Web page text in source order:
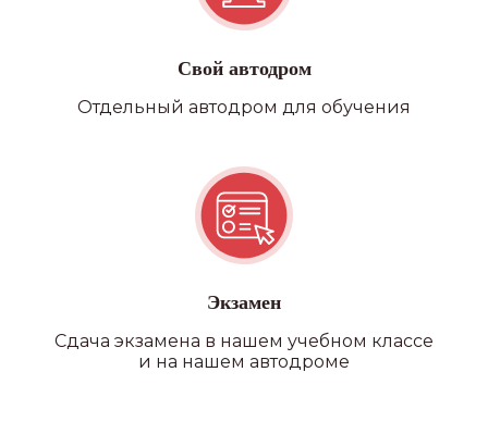
Свой автодром
Отдельный автодром для обучения
Экзамен
Сдача экзамена в нашем учебном классе
и на нашем автодроме
Возможность прохождения
водительской медицинской